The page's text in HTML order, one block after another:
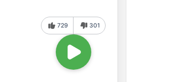
729 301